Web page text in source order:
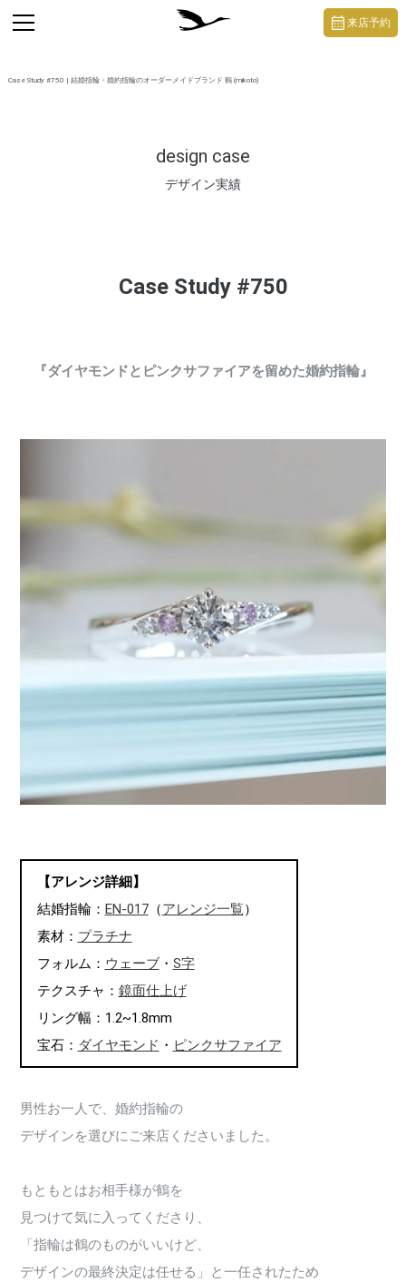
Case Study #750 | 結婚指輪・婚約指輪のオーダーメイドブランド 鶴 (mikoto)
design case
デザイン実績
toggle
navigation
来店予約
Case Study #750
『ダイヤモンドとピンクサファイアを留めた婚約指輪』
【アレンジ詳細】
結婚指輪： EN-017（アレンジ一覧）
素材： プラチナ
フォルム： ウェーブ・ S字
テクスチャ： 鏡面仕上げ
リング幅：1.2~1.8mm
宝石： ダイヤモンド ・ ピンクサファイア
男性お一人で、婚約指輪の
デザインを選びにご来店くださいました。
もともとはお相手様が鶴を
見つけて気に入ってくださり、
「指輪は鶴のものがいいけど、
デザインの最終決定は任せる」と一任されたため